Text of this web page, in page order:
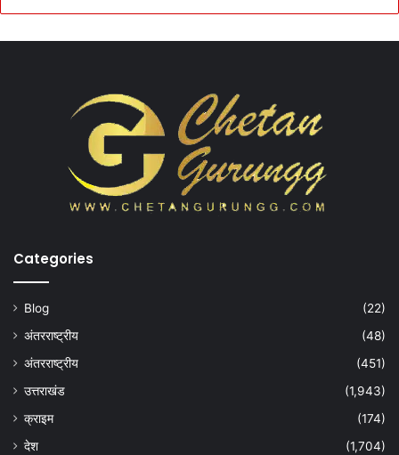
Categories
Blog
(22)
अंतरराष्ट्रीय
(48)
अंतरराष्ट्रीय
(451)
उत्तराखंड
(1,943)
क्राइम
(174)
देश
(1,704)